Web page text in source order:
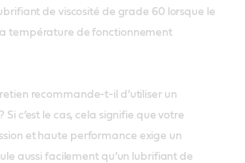
de viscosité de grade 60 lorsque le
température de fonctionnement
recommande-t-il d’utiliser un
Si c’est le cas, cela signifie que votre
et haute performance exige un
aussi facilement qu’un lubrifiant de